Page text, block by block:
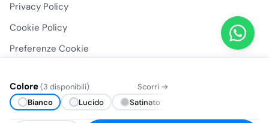
Colore(3 disponibili)
Scorri →
Bianco
Lucido Satinato
Svuota
Privacy Policy
Cookie Policy
Preferenze Cookie